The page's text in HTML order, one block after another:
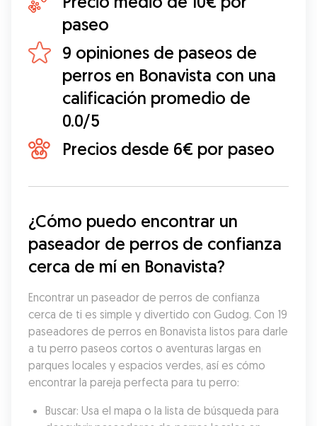
paseo
9 opiniones de paseos de
perros en Bonavista con una
calificación promedio de
0.0/5
Precios desde 6€ por paseo
¿Cómo puedo encontrar un
paseador de perros de confianza
cerca de mí en Bonavista?
Encontrar un paseador de perros de confianza
cerca de ti es simple y divertido con Gudog. Con 19
paseadores de perros en Bonavista listos para darle
a tu perro paseos cortos o aventuras largas en
parques locales y espacios verdes, así es cómo
encontrar la pareja perfecta para tu perro:
Buscar: Usa el mapa o la lista de búsqueda para